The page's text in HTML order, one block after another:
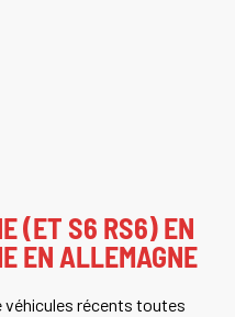
(ET S6 RS6) EN
EN ALLEMAGNE
véhicules récents toutes